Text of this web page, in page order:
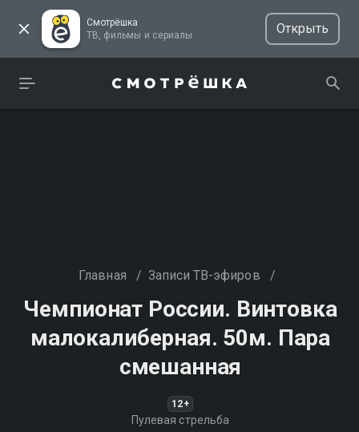
Смотрёшка
ТВ, фильмы и сериалы
Открыть
Главная / Записи ТВ-эфиров /
Чемпионат России. Винтовка
малокалиберная. 50м. Пара
смешанная
12+
Пулевая стрельба